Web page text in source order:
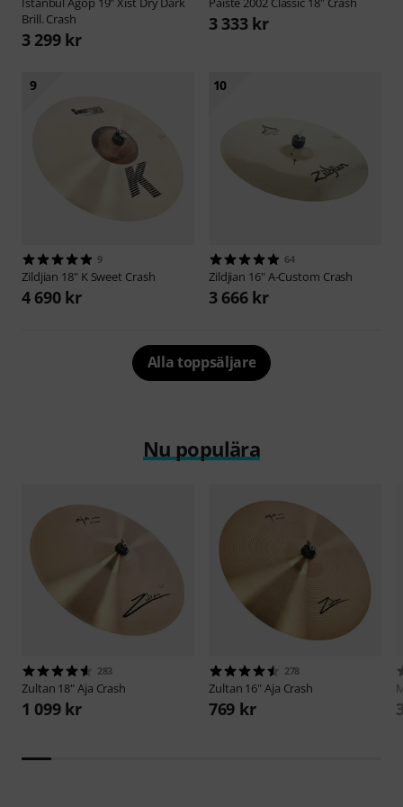
Brill. Crash
3 299 kr
3 333 kr
9
9
Zildjian 18" K Sweet Crash
4 690 kr
10
64
Zildjian 16" A-Custom Crash
3 666 kr
Alla toppsäljare
Nu populära
283
Zultan 18" Aja Crash
1 099 kr
278
Zultan 16" Aja Crash
769 kr